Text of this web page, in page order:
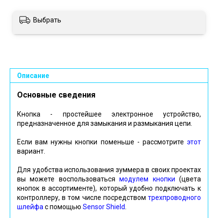
Выбрать
Описание
Основные сведения
Кнопка - простейшее электронное устройство,
предназначенное для замыкания и размыкания цепи.
Если вам нужны кнопки поменьше - рассмотрите этот
вариант.
Для удобства использования зуммера в своих проектах
вы можете воспользоватьсямодулем кнопки (цвета
кнопок в ассортименте), который удобно подключать к
контроллеру, в том числе посредством трехпроводного
шлейфас помощью Sensor Shield.